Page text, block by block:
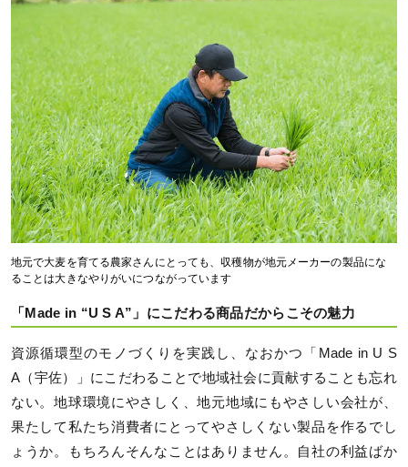
地元で大麦を育てる農家さんにとっても、収穫物が地元メーカーの製品にな
ることは大きなやりがいにつながっています
「Made in “U S A”」にこだわる商品だからこその魅力
資源循環型のモノづくりを実践し、なおかつ「Made in U S
A（宇佐）」にこだわることで地域社会に貢献することも忘れ
ない。地球環境にやさしく、地元地域にもやさしい会社が、
果たして私たち消費者にとってやさしくない製品を作るでし
ょうか。もちろんそんなことはありません。自社の利益ばか